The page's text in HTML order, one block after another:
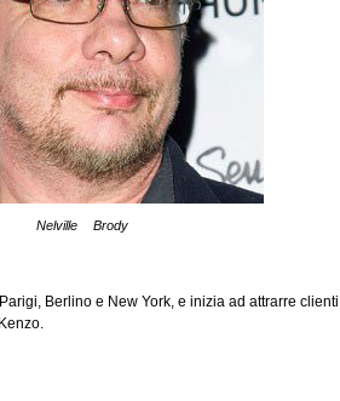
Nelville Brody
Berlino e New York, e inizia ad attrarre